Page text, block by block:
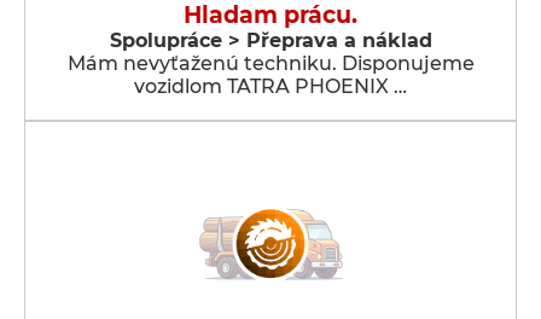
Hladam prácu.
Spolupráce > Přeprava a náklad
Mám nevyťaženú techniku. Disponujeme
vozidlom TATRA PHOENIX …